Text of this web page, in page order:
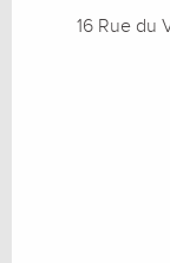
16 Rue du